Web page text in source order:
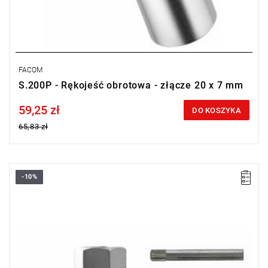
FACOM
S.200P - Rękojeść obrotowa - złącze 20 x 7 mm
Price tax included
59,25 zł
65,83 zł
DO KOSZYKA
Masa: 414 g.
-10%